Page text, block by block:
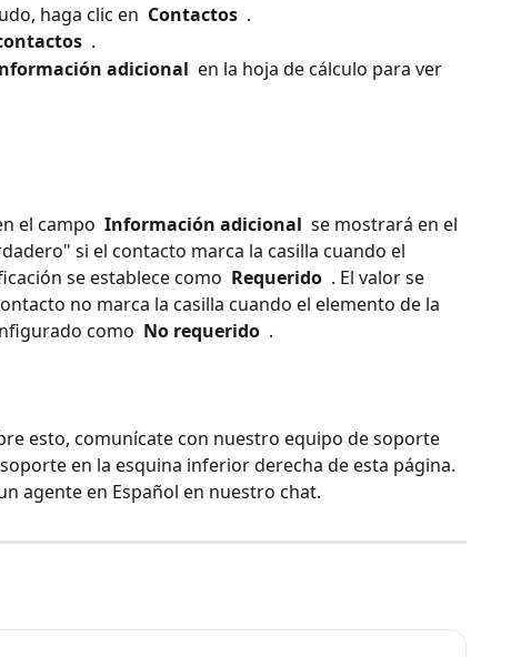
haga clic en Contactos .
.
adicional en la hoja de cálculo para ver
el campo Información adicional se mostrará en el
si el contacto marca la casilla cuando el
se establece como Requerido . El valor se
no marca la casilla cuando el elemento de la
como No requerido .
esto, comunícate con nuestro equipo de soporte
en la esquina inferior derecha de esta página.
agente en Español en nuestro chat.